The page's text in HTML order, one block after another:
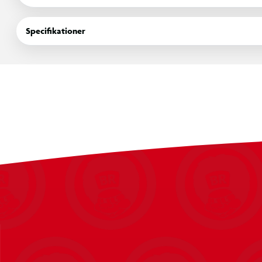
Fremstillet af højkvalitets 4 mm akryl, kombinerer dette
gennemsigtighed med lav vægt, styrke og slagfasthed,
* Gennemsigtig fremvisning
Specifikationer